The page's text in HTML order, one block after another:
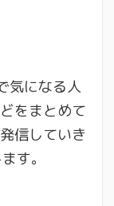
気になる人
をまとめて
信していき
す。